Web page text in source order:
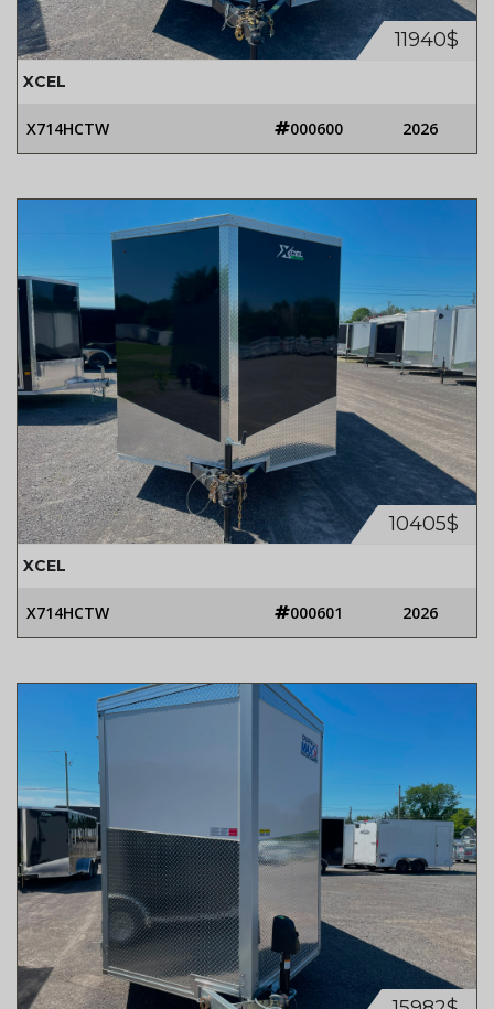
11940$
XCEL
X714HCTW 000600 2026
10405$
XCEL
X714HCTW 000601 2026